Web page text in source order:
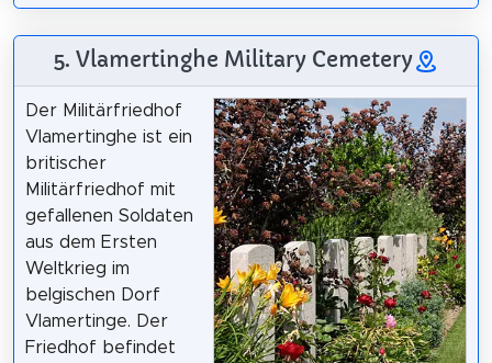
5. Vlamertinghe Military Cemetery
Der Militärfriedhof
Vlamertinghe ist ein
britischer
Militärfriedhof mit
gefallenen Soldaten
aus dem Ersten
Weltkrieg im
belgischen Dorf
Vlamertinge. Der
Friedhof befindet